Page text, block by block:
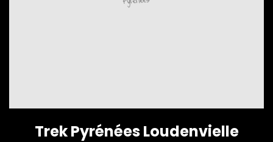
Trek Pyrénées Loudenvielle